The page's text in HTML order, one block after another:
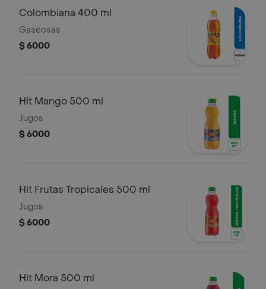
Colombiana 400 ml
Gaseosas
$ 6000
Hit Mango 500 ml
Jugos
$ 6000
Hit Frutas Tropicales 500 ml
Jugos
$ 6000
Hit Mora 500 ml